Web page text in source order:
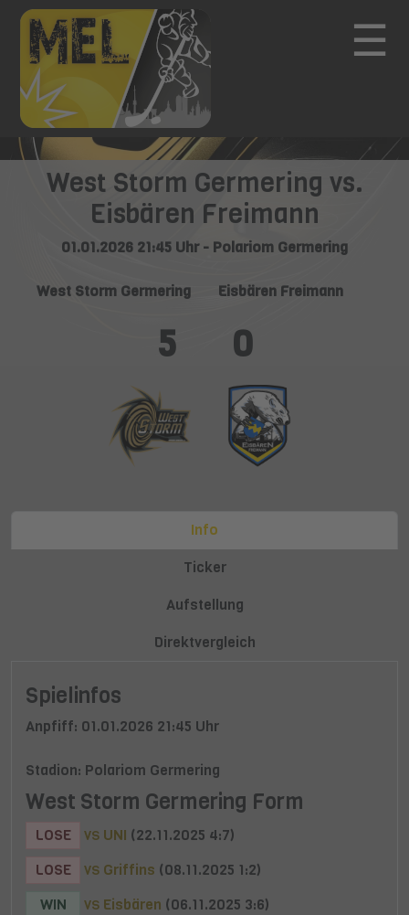
☰
West Storm Germering vs.
Eisbären Freimann
01.01.2026 21:45 Uhr - Polariom Germering
West Storm Germering Eisbären Freimann
5 0
Info
Ticker
Aufstellung
Direktvergleich
Spielinfos
Anpfiff: 01.01.2026 21:45 Uhr
Stadion: Polariom Germering
West Storm Germering Form
LOSE VS UNI (22.11.2025 4:7)
LOSE
VS Griffins (08.11.2025 1:2)
WIN
VS Eisbären (06.11.2025 3:6)